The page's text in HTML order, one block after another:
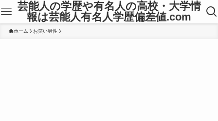
芸能人の学歴や有名人の高校・大学情
報は芸能人有名人学歴偏差値.com
ホーム お笑い男性